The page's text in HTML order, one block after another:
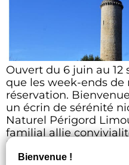
Ouvert du 6 juin au 12
que les week-ends
réservation.
un écrin de sérénité
Naturel Périgord
familial allie
l’endroit idéal pour
la recherche […]